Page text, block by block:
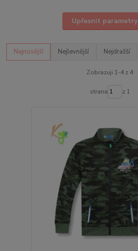
Upřesnit parametry
Nejnovější Nejlevnější Nejdražší
Zobrazuji 1-4 z 4
strana z 1